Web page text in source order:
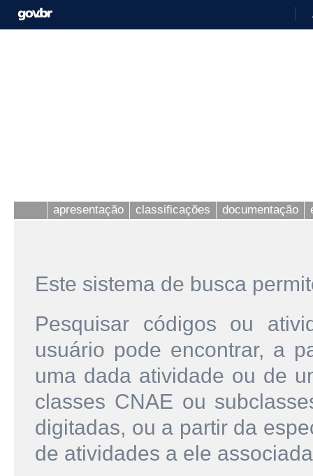
apresentação classificações documentação
Este sistema de busca
Pesquisar códigos ou
usuário pode encontrar, a
uma dada atividade ou de
classes CNAE ou
digitadas, ou a partir da
de atividades a ele